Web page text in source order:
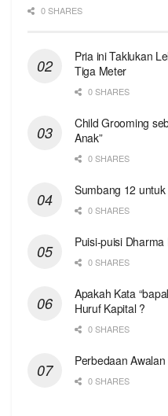
0 SHARES
Pria ini Taklukan
Tiga Meter
0 SHARES
Child Grooming
Anak”
0 SHARES
Sumbang 12
0 SHARES
Puisi-puisi
0 SHARES
Apakah Kata
Huruf Kapital ?
0 SHARES
Perbedaan
0 SHARES